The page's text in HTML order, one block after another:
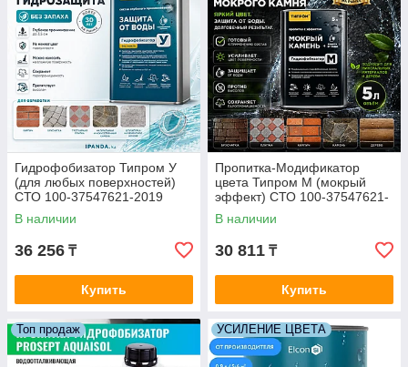
Гидрофобизатор Типром У
(для любых поверхностей)
СТО 100-37547621-2019
готовый состав 5 л.(Типром -
Россия)
В наличии
36 256 ₸
Купить
Пропитка-Модификатор
цвета Типром М (мокрый
эффект) СТО 100-37547621-
2019 готовый состав 5 л.
(Типром - Россия)
В наличии
30 811 ₸
Купить
Топ продаж УСИЛЕНИЕ ЦВЕТА